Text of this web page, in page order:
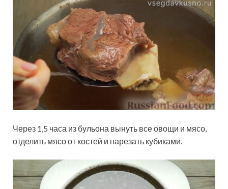
Через 1,5 часа из бульона вынуть все овощи и мясо,
отделить мясо от костей и нарезать кубиками.